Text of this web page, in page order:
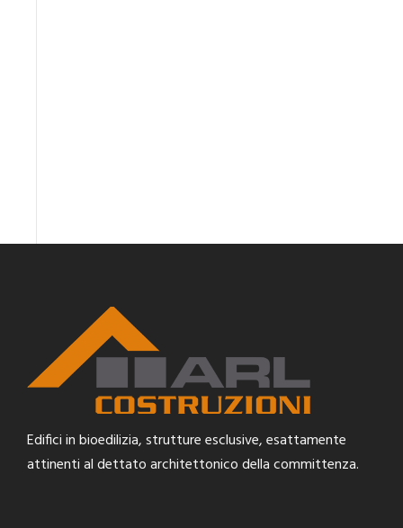
Edifici in bioedilizia, strutture esclusive, esattamente
attinenti al dettato architettonico della committenza.